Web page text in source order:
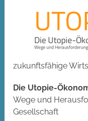
zukunftsfähige
Die Utopie-
Wege und
Gesellschaft